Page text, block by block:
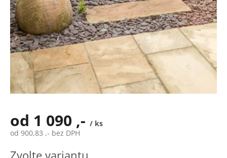
od 1 090 ,- / ks
od 900,83 ,- bez DPH